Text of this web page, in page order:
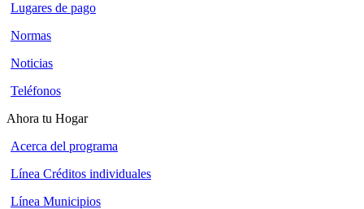
Lugares de pago
Normas
Noticias
Teléfonos
Ahora tu Hogar
Acerca del programa
Línea Créditos individuales
Línea Municipios